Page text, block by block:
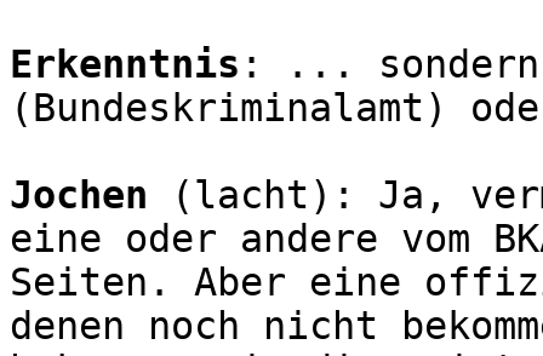
Erkenntnis : ... sondern
(Bundeskriminalamt)
Jochen
(lacht):
Ja,
eine oder andere vom
Seiten. Aber eine
denen noch nicht